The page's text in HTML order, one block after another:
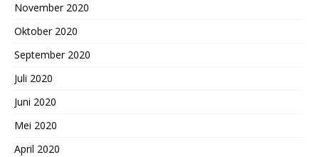
November 2020
Oktober 2020
September 2020
Juli 2020
Juni 2020
Mei 2020
April 2020